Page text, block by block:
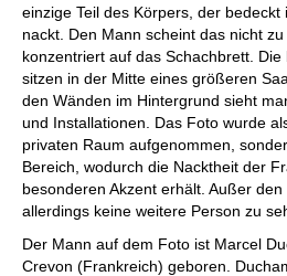
einzige Teil des Körpers, der
nackt. Den Mann scheint das nicht
konzentriert auf das Schachbrett.
sitzen in der Mitte eines größeren
den Wänden im Hintergrund sieht
und Installationen. Das Foto wurde
privaten Raum aufgenommen,
Bereich, wodurch die Nacktheit der
besonderen Akzent erhält. Außer
allerdings keine weitere Person zu
Der Mann auf dem Foto ist Marcel
Crevon (Frankreich) geboren.